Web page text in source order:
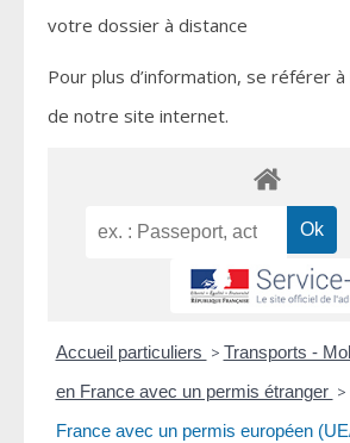
votre dossier à distance
Pour plus d’information, se référer
de notre site internet.
Accueil particuliers > Transports -
en France avec un permis étranger >
France avec un permis européen